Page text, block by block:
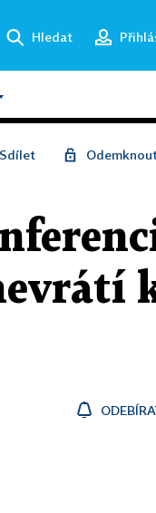
Hledat
Sdílet